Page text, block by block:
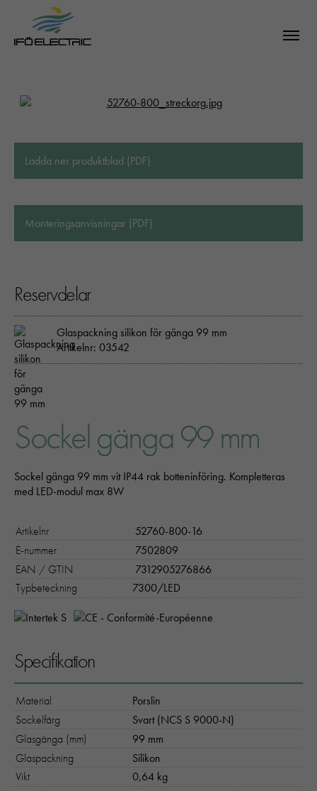
Ladda ner produktblad (PDF)
Monteringsanvisningar (PDF)
Reservdelar
Glaspackning silikon för gänga 99 mm
Artikelnr: 03542
Sockel gänga 99 mm
Sockel gänga 99 mm vit IP44 rak botteninföring. Kompletteras
med LED-modul max 8W
Artikelnr
52760-800-16
E-nummer
7502809
EAN / GTIN
7312905276866
Typbeteckning
7300/LED
Specifikation
Material
Porslin
Sockelfärg
Svart (NCS S 9000-N)
Glasgänga (mm)
99 mm
Glaspackning
Silikon
Vikt
0,64 kg